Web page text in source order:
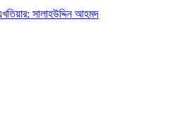
এখতিয়ার: সালাহউদ্দিন আহমদ